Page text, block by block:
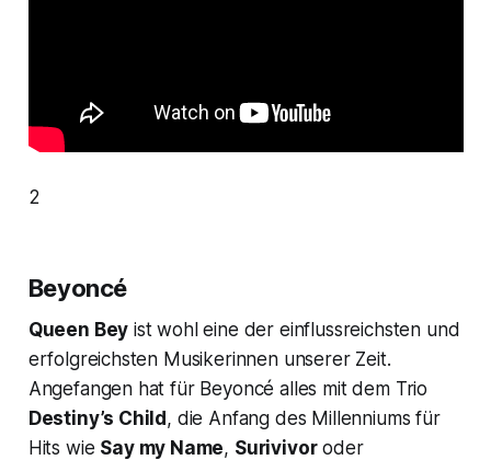
2
Beyoncé
Queen Bey ist wohl eine der einflussreichsten und
erfolgreichsten Musikerinnen unserer Zeit.
Angefangen hat für Beyoncé alles mit dem Trio
Destiny’s Child, die Anfang des Millenniums für
Hits wie Say my Name, Surivivoroder